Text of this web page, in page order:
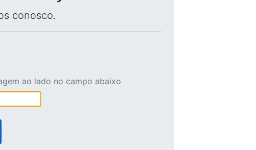
conosco.
ao lado no campo abaixo